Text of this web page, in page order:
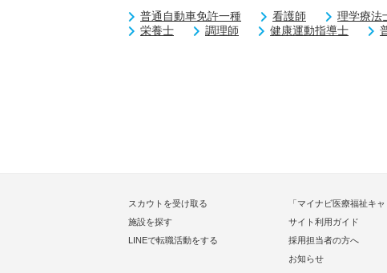
普通自動車免許一種 看護師 理学療法
栄養士
調理師 健康運動指導士
スカウトを受け取る
施設を探す
LINEで転職活動をする
「マイナビ医療福祉キ
サイト利用ガイド
採用担当者の方へ
お知らせ